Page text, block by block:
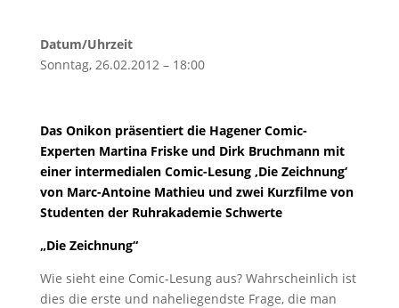
Datum/Uhrzeit
Sonntag, 26.02.2012 – 18:00
Das Onikon präsentiert die Hagener Comic-
Experten Martina Friske und Dirk Bruchmann mit
einer intermedialen Comic-Lesung ‚Die Zeichnung‘
von Marc-Antoine Mathieu und zwei Kurzfilme von
Studenten der Ruhrakademie Schwerte
„Die Zeichnung“
Wie sieht eine Comic-Lesung aus? Wahrscheinlich ist
dies die erste und naheliegendste Frage, die man